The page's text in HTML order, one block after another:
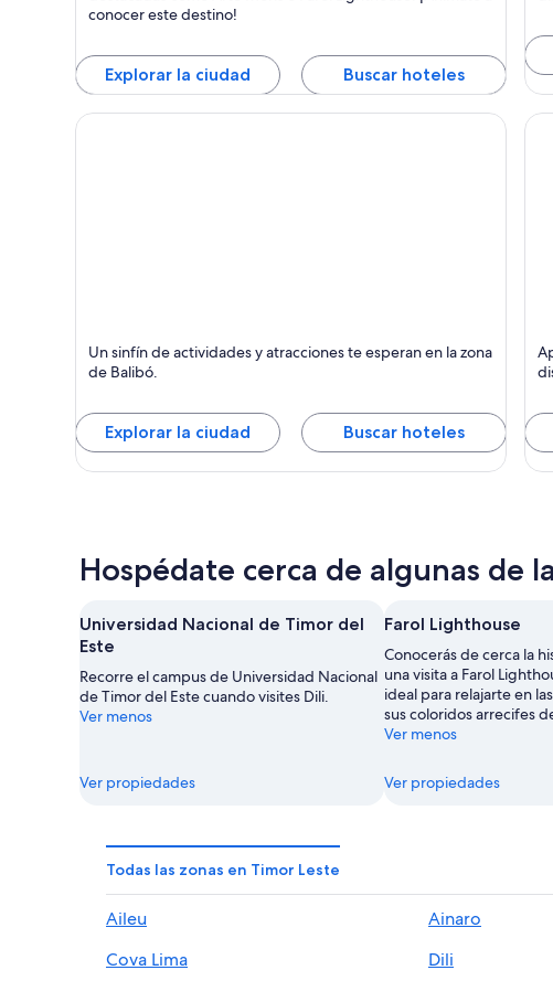
conocer este destino!
Explorar la ciudad Buscar hoteles
Un sinfín de actividades y atracciones te esperan en la zona
de Balibó.
Explorar la ciudad Buscar hoteles
Hospédate cerca de algunas de
Universidad Nacional de Timor del
Este
Recorre el campus de Universidad Nacional
de Timor del Este cuando visites Dili.
Ver menos
Ver propiedades
Farol Lighthouse
Conocerás de cerca la
una visita a Farol
ideal para relajarte en
sus coloridos arrecifes
Ver menos
Ver propiedades
Todas las zonas en Timor Leste
Aileu Ainaro
Cova Lima
Dili